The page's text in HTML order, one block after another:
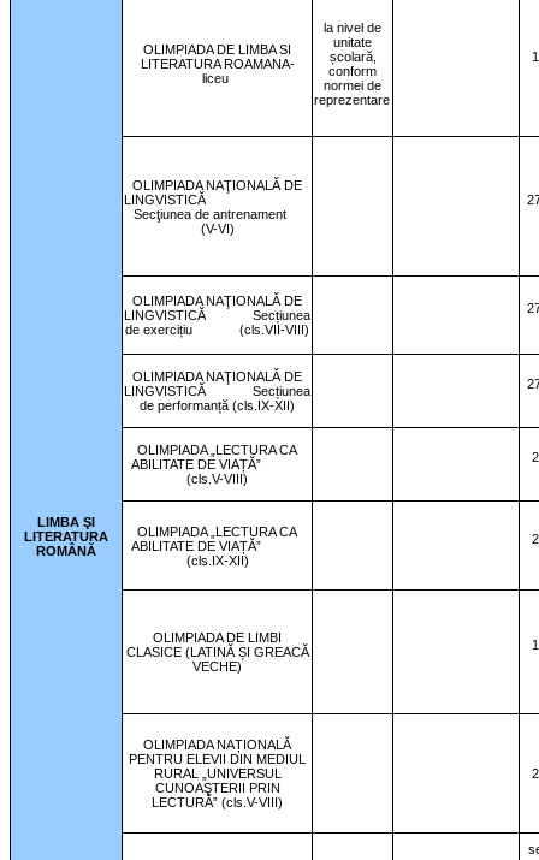
LIMBA ŞI
LITERATURA
ROMÂNĂ
OLIMPIADA DE LIMBA SI
LITERATURA ROAMANA-
liceu
la nivel de
unitate
școlară,
conform
normei de
reprezentare
OLIMPIADA NAŢIONALĂ DE
LINGVISTICĂ
Secţiunea de antrenament
(V-VI)
OLIMPIADA NAŢIONALĂ DE
LINGVISTICĂ
Secțiunea
de exercițiu
(cls.VII-VIII)
OLIMPIADA NAŢIONALĂ DE
LINGVISTICĂ
Secțiunea
de performanță (cls.IX-XII)
OLIMPIADA „LECTURA CA
ABILITATE DE VIAȚĂ”
(cls.V-VIII)
OLIMPIADA „LECTURA CA
ABILITATE DE VIAȚĂ”
(cls.IX-XII)
OLIMPIADA DE LIMBI
CLASICE (LATINĂ ȘI GREACĂ
VECHE)
OLIMPIADA NAȚIONALĂ
PENTRU ELEVII DIN MEDIUL
RURAL „UNIVERSUL
CUNOAŞTERII PRIN
LECTURĂ” (cls.V-VIII)